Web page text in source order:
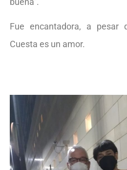
Fue encantadora, a pesar
Cuesta es un amor.